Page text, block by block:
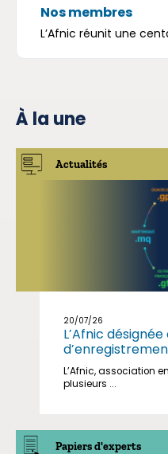
Nos membres
L’Afnic réunit une
À la une
Actualités
20/07/26
L’Afnic
L’Afnic, association
plusieurs ...
Papiers d'experts